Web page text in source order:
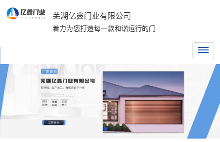
芜湖亿鑫门业有限公司
着力为您打造每一款和谐运行的门